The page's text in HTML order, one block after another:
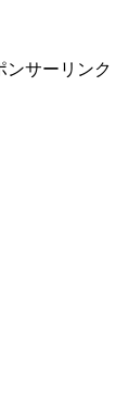
ンサーリンク